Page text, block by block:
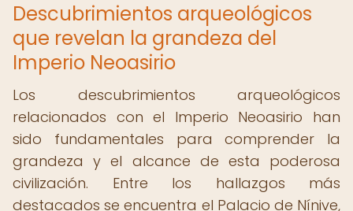
Descubrimientos arqueológicos
que revelan la grandeza del
Imperio Neoasirio
Los descubrimientos arqueológicos
relacionados con el Imperio Neoasirio han
sido fundamentales para comprender la
grandeza y el alcance de esta poderosa
civilización. Entre los hallazgos más
destacados se encuentra el Palacio de Nínive,